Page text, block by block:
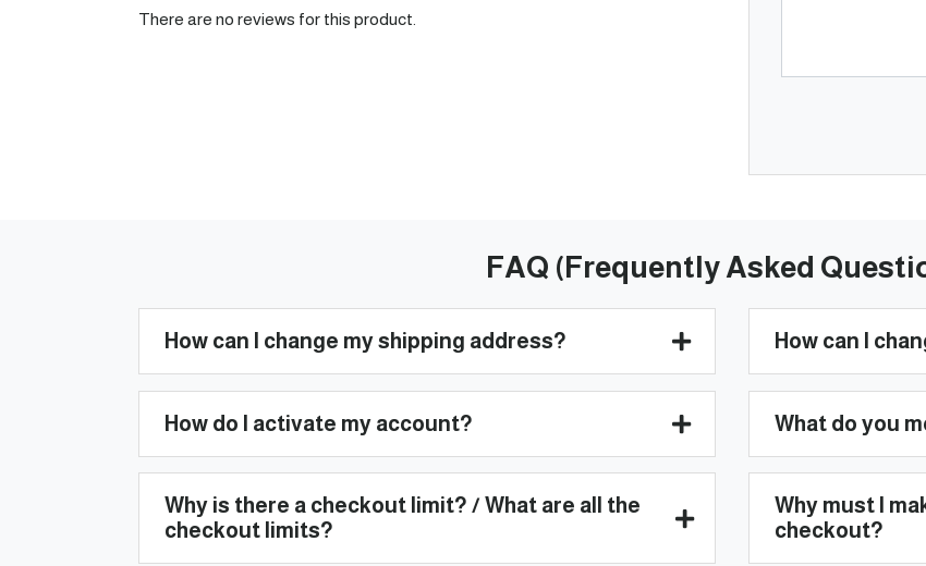
There are no reviews for this product.
FAQ (Frequently Asked
How can I change my shipping address? How can I
How do I activate my account? What do you
Why is there a checkout limit? / What are all the
checkout limits?
Why must I
checkout?